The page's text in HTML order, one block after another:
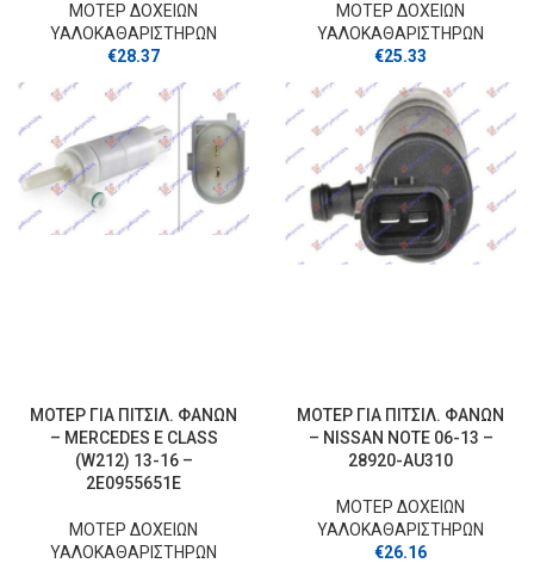
ΜΟΤΕΡ ΔΟΧΕΙΩΝ
ΥΑΛΟΚΑΘΑΡΙΣΤΗΡΩΝ
€28.37
ΜΟΤΕΡ ΔΟΧΕΙΩΝ
ΥΑΛΟΚΑΘΑΡΙΣΤΗΡΩΝ
€25.33
ΜΟΤΕΡ ΓΙΑ ΠΙΤΣΙΛ. ΦΑΝΩΝ
– MERCEDES E CLASS
(W212) 13-16 –
2E0955651E
ΜΟΤΕΡ ΔΟΧΕΙΩΝ
ΥΑΛΟΚΑΘΑΡΙΣΤΗΡΩΝ
ΜΟΤΕΡ ΓΙΑ ΠΙΤΣΙΛ. ΦΑΝΩΝ
– NISSAN NOTE 06-13 –
28920-AU310
ΜΟΤΕΡ ΔΟΧΕΙΩΝ
ΥΑΛΟΚΑΘΑΡΙΣΤΗΡΩΝ
€26.16